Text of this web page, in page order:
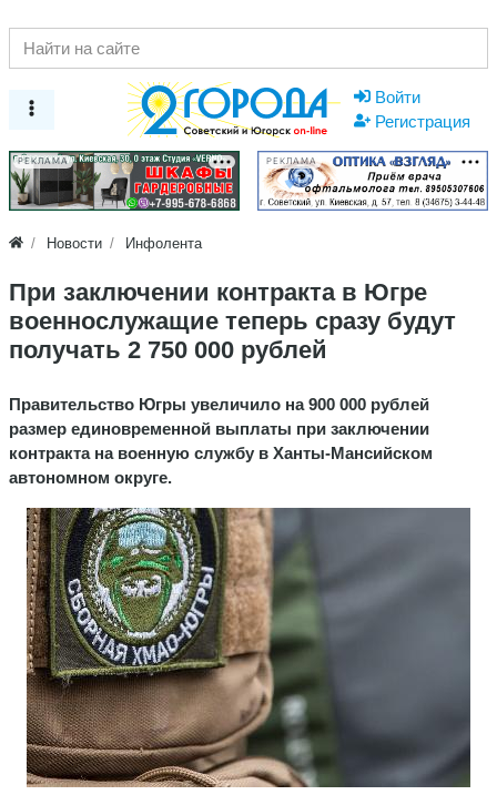
Войти
Регистрация
РЕКЛАМА РЕКЛАМА
Новости Инфолента
При заключении контракта в Югре
военнослужащие теперь сразу будут
получать 2 750 000 рублей
Правительство Югры увеличило на 900 000 рублей
размер единовременной выплаты при заключении
контракта на военную службу в Ханты-Мансийском
автономном округе.